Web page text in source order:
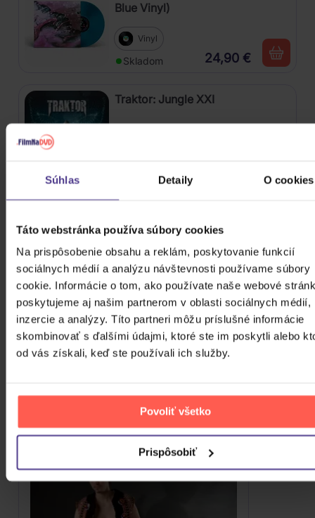
Súhlas Detaily O cookies
Táto webstránka používa súbory cookies
Na prispôsobenie obsahu a reklám, poskytovanie funkcií
sociálnych médií a analýzu návštevnosti používame súbory
cookie. Informácie o tom, ako používate naše webové
poskytujeme aj našim partnerom v oblasti sociálnych médií,
inzercie a analýzy. Títo partneri môžu príslušné informácie
skombinovať s ďalšími údajmi, ktoré ste im poskytli alebo
od vás získali, keď ste používali ich služby.
Povoliť všetko
Prispôsobiť
Blue Vinyl)
Vinyl
Skladom 24,90 €
Traktor: Jungle XXI
CD
Skladom 17,30 €
ZOBRAZIT VŠECHNY
VIAC OD ICONITO